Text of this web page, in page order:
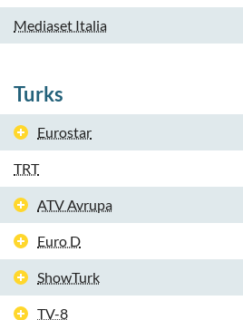
Mediaset Italia
Turks
Eurostar
TRT
ATV Avrupa
Euro D
ShowTurk
TV-8